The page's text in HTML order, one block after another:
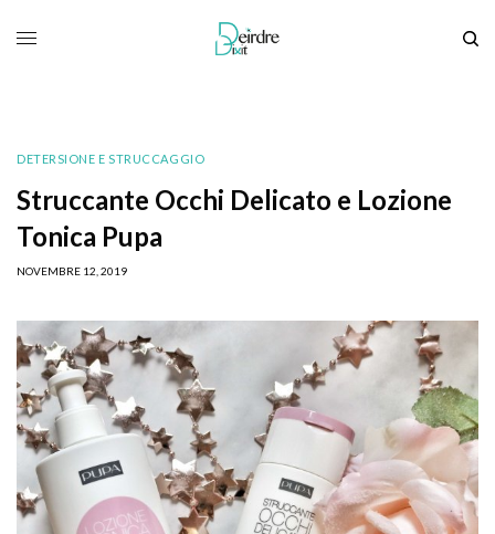
DETERSIONE E STRUCCAGGIO
Struccante Occhi Delicato e Lozione
Tonica Pupa
NOVEMBRE 12, 2019